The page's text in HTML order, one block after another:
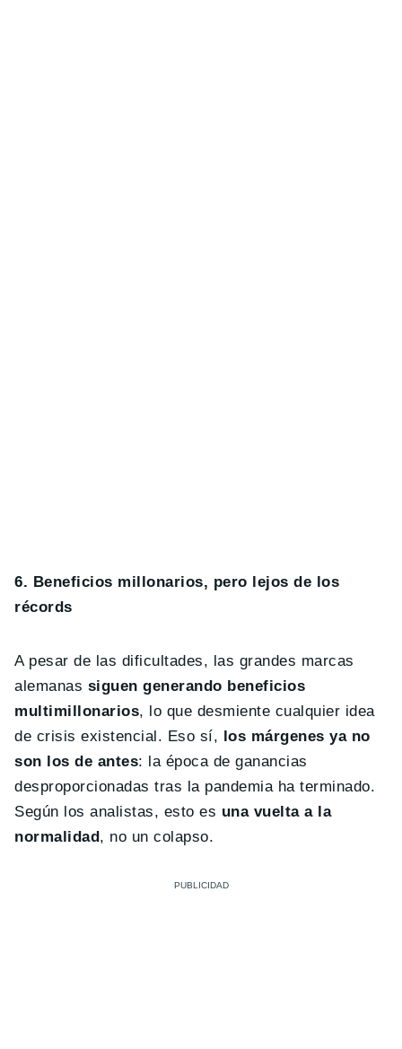
6. Beneficios millonarios, pero lejos de los
récords
A pesar de las dificultades, las grandes marcas
alemanas siguen generando beneficios
multimillonarios, lo que desmiente cualquier idea
de crisis existencial. Eso sí, los márgenes ya no
son los de antes: la época de ganancias
desproporcionadas tras la pandemia ha terminado.
Según los analistas, esto es una vuelta a la
normalidad, no un colapso.